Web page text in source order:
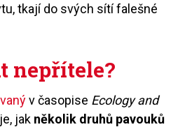
tkají do svých sítí falešné
nepřítele?
v časopise Ecology and
jak několik druhů pavouků